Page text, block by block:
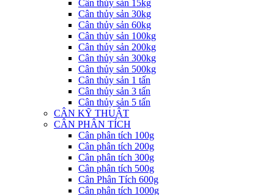
Cân thủy sản 15kg
Cân thủy sản 30kg
Cân thủy sản 60kg
Cân thủy sản 100kg
Cân thủy sản 200kg
Cân thủy sản 300kg
Cân thủy sản 500kg
Cân thủy sản 1 tấn
Cân thủy sản 3 tấn
Cân thủy sản 5 tấn
CÂN KỸ THUẬT
CÂN PHÂN TÍCH
Cân phân tích 100g
Cân phân tích 200g
Cân phân tích 300g
Cân phân tích 500g
Cân Phân Tích 600g
Cân phân tích 1000g